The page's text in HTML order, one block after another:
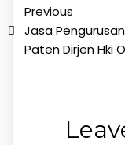
Previous
Jasa
Paten Dirjen Hki